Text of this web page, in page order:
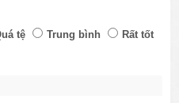
tệ Trung bình
Rất tốt